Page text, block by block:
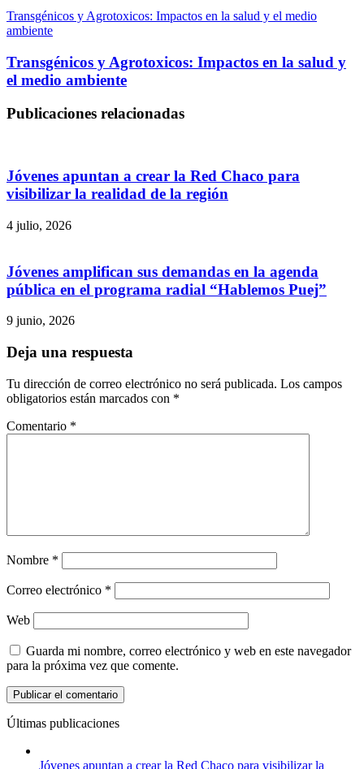
Transgénicos y Agrotoxicos: Impactos en la salud y el medio
ambiente
Transgénicos y Agrotoxicos: Impactos en la salud y
el medio ambiente
Publicaciones relacionadas
Jóvenes apuntan a crear la Red Chaco para
visibilizar la realidad de la región
4 julio, 2026
Jóvenes amplifican sus demandas en la agenda
pública en el programa radial “Hablemos Puej”
9 junio, 2026
Deja una respuesta
Tu dirección de correo electrónico no será publicada. Los campos
obligatorios están marcados con *
Comentario *
Nombre *
Correo electrónico *
Web
Guarda mi nombre, correo electrónico y web en este navegador
para la próxima vez que comente.
Últimas publicaciones
Jóvenes apuntan a crear la Red Chaco para visibilizar la